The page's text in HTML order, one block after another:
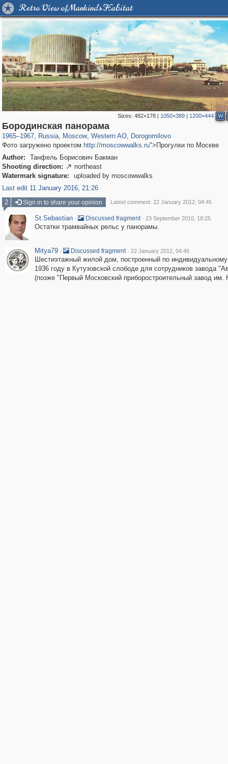
Retro View of Mankind's Habitat
Sizes:482×178 | 1050×389 | 1200×444 W
Бородинская панорама
1965–1967, Russia
1,406,275 29,243
, Moscow
319,780 8,286
, Western AO
27,129 310
, Dorogomilovo
Фото загружено проектом http://moscowwalks.ru">Прогулки по Москве
Author:
Танфель Борисович Бакман
Shooting direction:  northeast
Watermark signature:
uploaded by moscowwalks
Last edit 11 January 2016, 21:26
2
Sign in to share your opinion Latest comment: 22 January 2012, 04:45
St.Sebastian · Discussed fragment · 23 September 2010, 18:25
Остатки трамвайных рельс у панорамы.
Mitya79 · Discussed fragment · 22 January 2012, 04:45
Шестиэтажный жилой дом, построенный по индивидуальному
1936 году в Кутузовской слободе для сотрудников завода
(позже "Первый Московский приборостроительный завод им.